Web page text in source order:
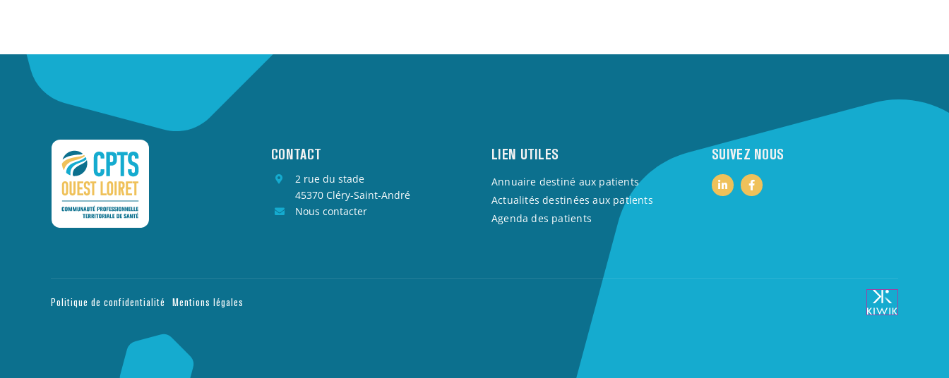
CONTACT
2 rue du stade
45370 Cléry-Saint-André
Nous contacter
LIEN UTILES
Annuaire destiné aux patients
Actualités destinées aux patients
Agenda des patients
SUIVEZ NOUS
Politique de confidentialité Mentions légales